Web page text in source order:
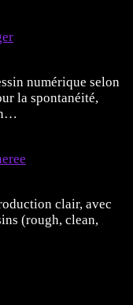
numérique selon
la spontanéité,
clair, avec
(rough, clean,